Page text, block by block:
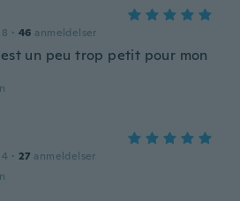
· 46 anmeldelser
un peu trop petit pour mon
· 27 anmeldelser